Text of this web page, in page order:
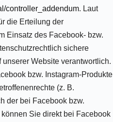
controller_addendum. Laut
die Erteilung der
Einsatz des Facebook- bzw.
sichere
unserer Website verantwortlich.
bzw. Instagram-Produkte
(z. B.
der bei Facebook bzw.
Sie direkt bei Facebook